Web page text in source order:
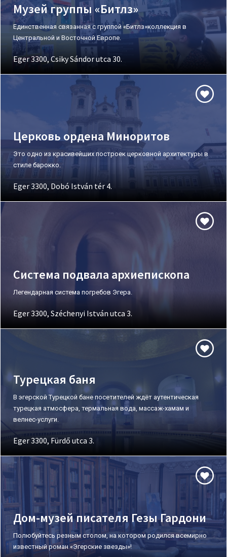
Музей группы «Битлз»
Единственная связанная с группой «Битлз»коллекция в
Центральной и Восточной Европе.
Eger 3300, Csiky Sándor utca 30.
Церковь ордена Миноритов
Это одно из красивейших построек церковной архитектуры в
стиле барокко.
Eger 3300, Dobó István tér 4.
Система подвала архиепископа
Легендарная система погребов Эгера.
Eger 3300, Széchenyi István utca 3.
Турецкая баня
В эгерской Турецкой бане посетителей ждёт аутентическая
турецкая атмосфера, термальная вода, массаж-хамам и
велнес-услуги.
Eger 3300, Fürdő utca 3.
Дом-музей писателя Гезы Гардони
Полюбуйтесь резным столом, на котором родился всемирно
известный роман «Эгерские звезды»!